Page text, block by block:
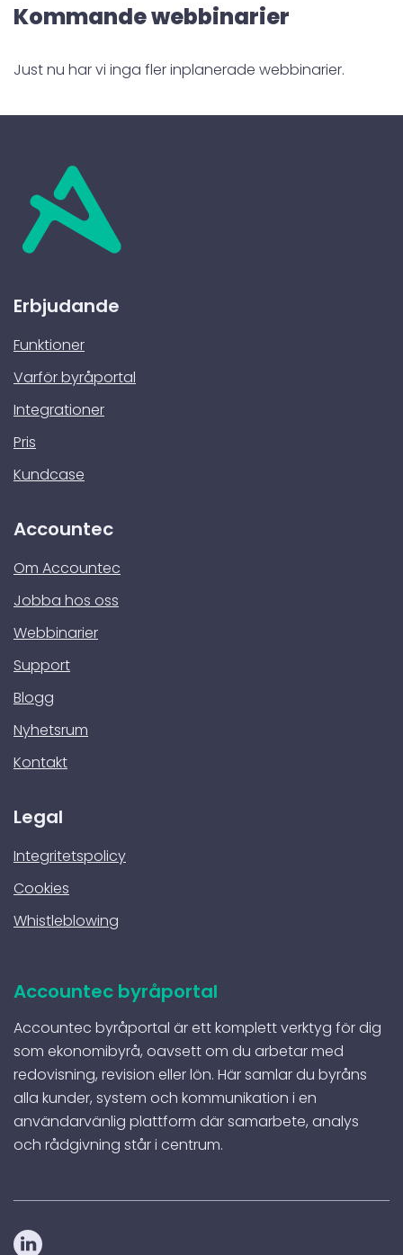
Kommande webbinarier
Just nu har vi inga fler inplanerade webbinarier.
Erbjudande
Funktioner
Varför byråportal
Integrationer
Pris
Kundcase
Accountec
Om Accountec
Jobba hos oss
Webbinarier
Support
Blogg
Nyhetsrum
Kontakt
Legal
Integritetspolicy
Cookies
Whistleblowing
Accountec byråportal
Accountec byråportal är ett komplett verktyg för dig
som ekonomibyrå, oavsett om du arbetar med
redovisning, revision eller lön. Här samlar du byråns
alla kunder, system och kommunikation i en
användarvänlig plattform där samarbete, analys
och rådgivning står i centrum.